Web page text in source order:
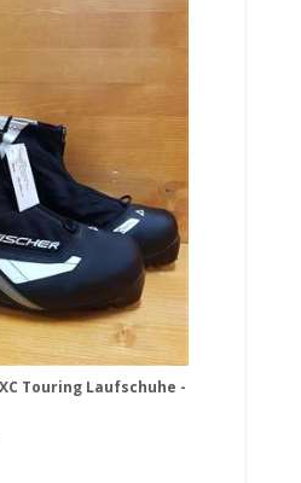
Touring Laufschuhe -